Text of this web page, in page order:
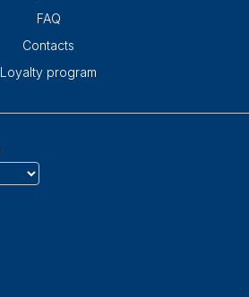
FAQ
Contacts
Loyalty program